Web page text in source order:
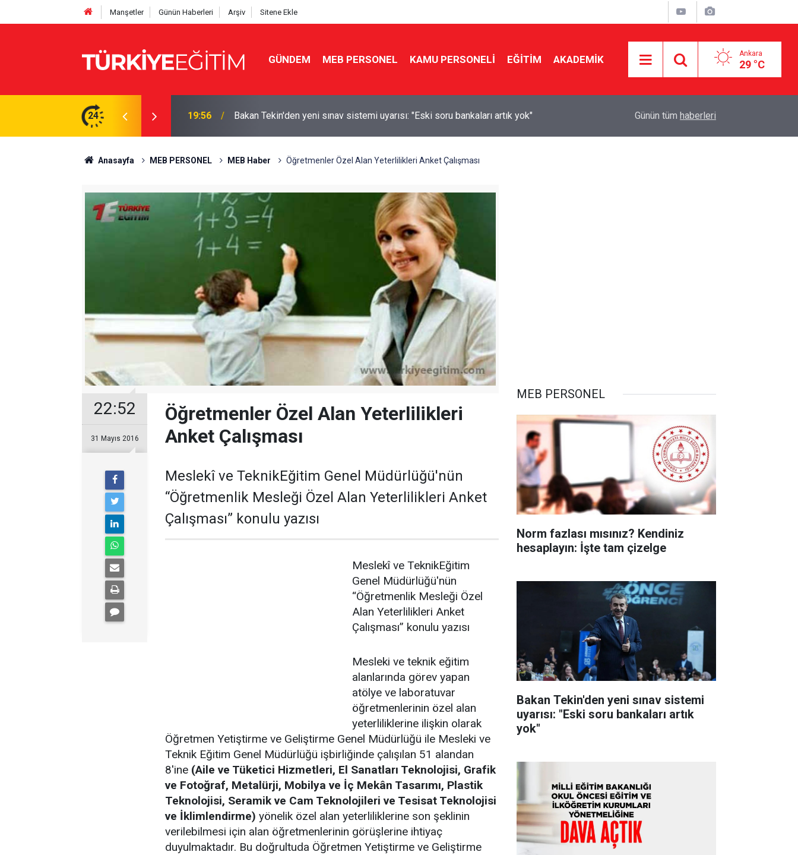
Manşetler Günün Haberleri Arşiv Sitene Ekle
GÜNDEM MEB PERSONEL KAMU PERSONELİ EĞİTİM AKADEMİK Ankara
29 °C
24
İşte tam çizelge 19:56 Bakan Tekin'den yeni sınav sistemi uyarısı: "Eski soru bankaları artık yok" Seçmeli ders düzenlemesi yargıya taşındı!
Günün tüm haberleri
Anasayfa MEB PERSONEL MEB Haber Öğretmenler Özel Alan Yeterlilikleri Anket Çalışması
22:52
31 Mayıs 2016
Öğretmenler Özel Alan Yeterlilikleri
Anket Çalışması
Meslekî ve TeknikEğitim Genel Müdürlüğü'nün
“Öğretmenlik Mesleği Özel Alan Yeterlilikleri Anket
Çalışması” konulu yazısı
Meslekî ve TeknikEğitim
Genel Müdürlüğü'nün
“Öğretmenlik Mesleği Özel
Alan Yeterlilikleri Anket
Çalışması” konulu yazısı
Mesleki ve teknik eğitim
alanlarında görev yapan
atölye ve laboratuvar
öğretmenlerinin özel alan
yeterliliklerine ilişkin olarak
Öğretmen Yetiştirme ve Geliştirme Genel Müdürlüğü ile Mesleki ve
Teknik Eğitim Genel Müdürlüğü işbirliğinde çalışılan 51 alandan
8'ine (Aile ve Tüketici Hizmetleri, El Sanatları Teknolojisi, Grafik
ve Fotoğraf, Metalürji, Mobilya ve İç Mekân Tasarımı, Plastik
Teknolojisi, Seramik ve Cam Teknolojileri ve Tesisat Teknolojisi
ve İklimlendirme) yönelik özel alan yeterliliklerine son şeklinin
verilebilmesi için alan öğretmenlerinin görüşlerine ihtiyaç
duyulmaktadır. Bu doğrultuda Öğretmen Yetiştirme ve Geliştirme
MEB PERSONEL
Norm fazlası mısınız? Kendiniz
hesaplayın: İşte tam çizelge
Bakan Tekin'den yeni sınav sistemi
uyarısı: "Eski soru bankaları artık
yok"